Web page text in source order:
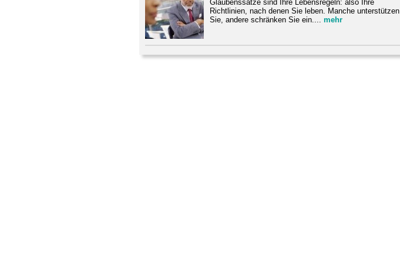
Glaubenssätze sind Ihre Lebensregeln: also Ihre
Richtlinien, nach denen Sie leben. Manche unterstützen
Sie, andere schränken Sie ein....
mehr